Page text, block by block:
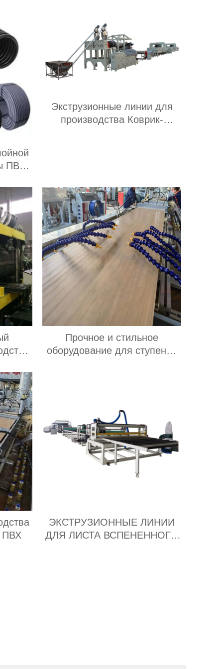
ПВХ
Экструзионные линии для
производства Коврик-
Прочное и стильное
оборудование для ступеней
ПВХ
ЭКСТРУЗИОННЫЕ ЛИНИИ
ДЛЯ ЛИСТА ВСПЕНЕННОГО